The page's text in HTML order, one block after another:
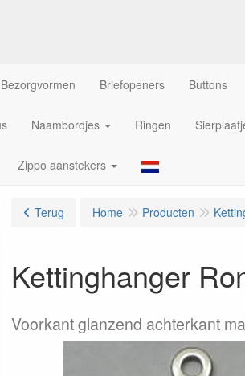
Briefopeners Buttons
Naambordjes Ringen
Zippo aanstekers
Terug Home Producten
Kettinghanger
Voorkant glanzend achterkant